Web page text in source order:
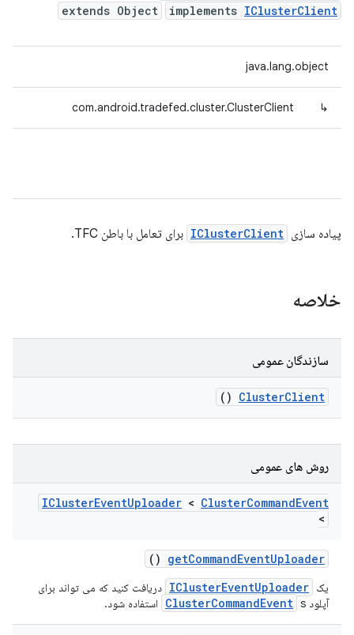
extends Object
implements IClusterClient
java.lang.object
↳
com.android.tradefed.cluster.ClusterClient
پیاده سازی IClusterClient برای تعامل با باطن TFC.
خلاصه
سازندگان عمومی
ClusterClient
()
روش های عمومی
IClusterEventUploader < ClusterCommandEvent
>
getCommandEventUploader
()
یک IClusterEventUploader دریافت کنید که می تواند برای
آپلود
ClusterCommandEvent s استفاده شود.